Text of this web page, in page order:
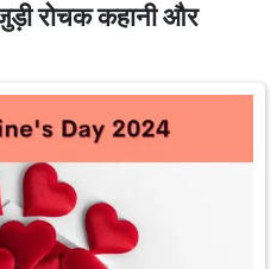
रोचक कहानी और